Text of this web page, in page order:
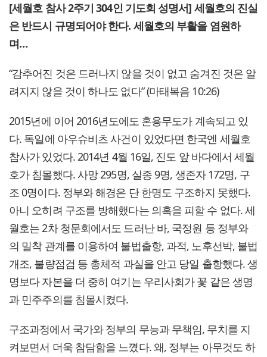
[세월호 참사 2주기 304인 기도회 성명서] 세월호의 진실
은 반드시 규명되어야 한다. 세월호의 부활을 염원하
며…
“감추어진 것은 드러나지 않을 것이 없고 숨겨진 것은 알
려지지 않을 것이 하나도 없다” (마태복음 10:26)
2015년에 이어 2016년도에도 혼용무도가 계속되고 있
다. 독일에 아우슈비츠 사건이 있었다면 한국엔 세월호
참사가 있었다. 2014년 4월 16일, 진도 앞 바다에서 세월
호가 침몰했다. 사망 295명, 실종 9명, 생존자 172명, 구
조 0명이다. 정부와 해경은 단 한명도 구조하지 못했다.
아니 오히려 구조를 방해했다는 의혹을 피할 수 없다. 세
월호는 2차 청문회에서도 드러난 바, 국정원 등 정부와
의 밀착 관계를 이용하여 불법출항, 과적, 노후선박, 불법
개조, 불량점검 등 총체적 과실을 안고 당일 출항했다. 생
명보다 자본을 더 중히 여기는 우리사회가 꽃 같은 생명
과 민주주의를 침몰시켰다.
구조과정에서 국가와 정부의 무능과 무책임, 무치를 지
켜보면서 더욱 참담함을 느꼈다. 왜, 정부는 아무것도 하